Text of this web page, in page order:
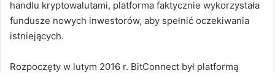
handlu kryptowalutami, platforma faktycznie wykorzystała
fundusze nowych inwestorów, aby spełnić oczekiwania
istniejących.
Rozpoczęty w lutym 2016 r. BitConnect był platformą